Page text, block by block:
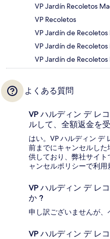
VP Jardín Recoletos
VP Recoletos
VP Jardín de
VP Jardín de
VP Jardín de
よくある質問
VP ハルディン デ レ
ルして、全額返金を
はい。VP ハルディン デ
前までにキャンセルし
供しており、弊社サイ
ャンセルポリシーで利用
VP ハルディン デ レ
か ?
申し訳ございませんが、
VP ハルディン デ レ